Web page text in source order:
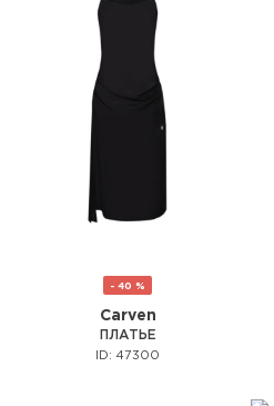
- 40 %
Carven
ПЛАТЬЕ
ID: 47300